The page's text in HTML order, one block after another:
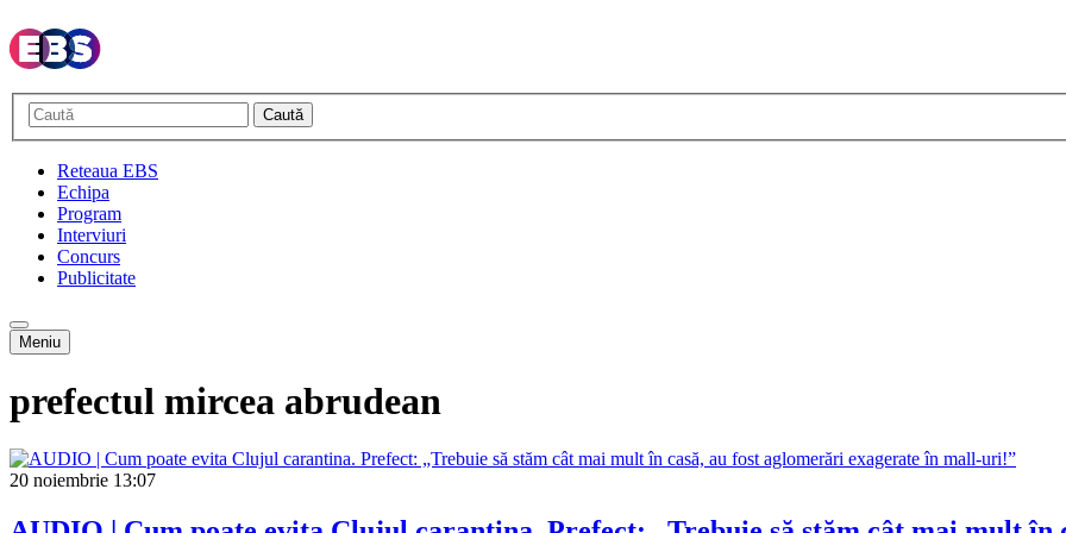
Caută
Reteaua EBS
Echipa
Program
Interviuri
Concurs
Publicitate
Meniu
prefectul mircea abrudean
20 noiembrie 13:07